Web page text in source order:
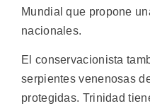
Mundial que propone
nacionales.
El conservacionista
serpientes venenosas
protegidas. Trinidad